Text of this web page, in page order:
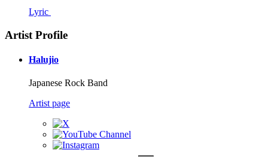
Lyric
Artist Profile
Halujio
Japanese Rock Band
Artist page